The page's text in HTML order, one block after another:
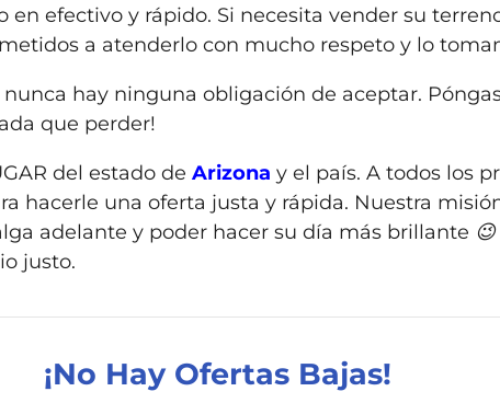
efectivo y rápido. Si necesita vender su
a atenderlo con mucho respeto y lo
hay ninguna obligación de aceptar.
que perder!
del estado de Arizona y el país. A todos los
hacerle una oferta justa y rápida. Nuestra
adelante y poder hacer su día más brillante
justo.
¡No Hay Ofertas Bajas!